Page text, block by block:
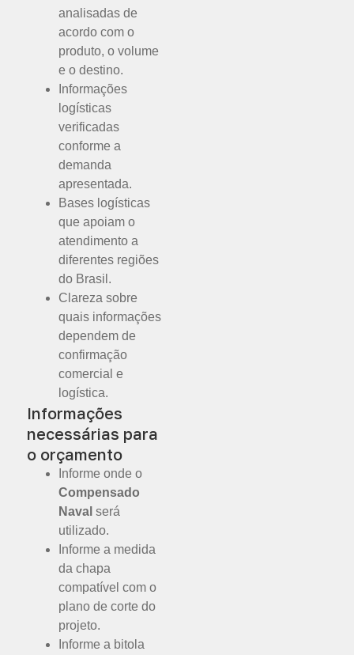
analisadas de
acordo com o
produto, o volume
e o destino.
Informações
logísticas
verificadas
conforme a
demanda
apresentada.
Bases logísticas
que apoiam o
atendimento a
diferentes regiões
do Brasil.
Clareza sobre
quais informações
dependem de
confirmação
comercial e
logística.
Informações
necessárias para
o orçamento
Informe onde o
Compensado
Naval será
utilizado.
Informe a medida
da chapa
compatível com o
plano de corte do
projeto.
Informe a bitola